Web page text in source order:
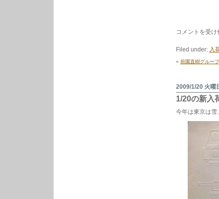
1/23
入
コメントを受
Filed under: 入
« 前園直樹グルー
2009/1/20 火曜
1/20の新入
今年は東京は雪